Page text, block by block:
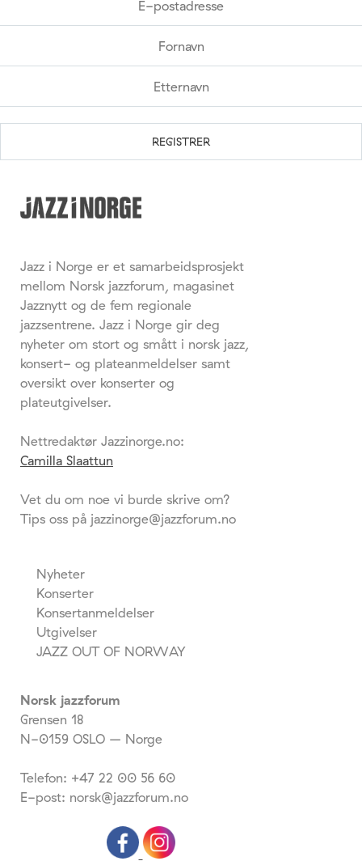
Jazz i Norge er et samarbeidsprosjekt
mellom Norsk jazzforum, magasinet
Jazznytt og de fem regionale
jazzsentrene. Jazz i Norge gir deg
nyheter om stort og smått i norsk jazz,
konsert- og plateanmeldelser samt
oversikt over konserter og
plateutgivelser.
Nettredaktør Jazzinorge.no:
Camilla Slaattun
Vet du om noe vi burde skrive om?
Tips oss på jazzinorge@jazzforum.no
Nyheter
Konserter
Konsertanmeldelser
Utgivelser
JAZZ OUT OF NORWAY
Norsk jazzforum
Grensen 18
N-0159 OSLO – Norge
Telefon: +47 22 00 56 60
E-post: norsk@jazzforum.no